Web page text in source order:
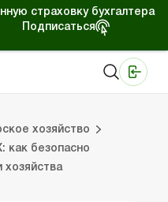
страховку бухгалтера
Подписаться
хозяйство
как безопасно
хозяйства